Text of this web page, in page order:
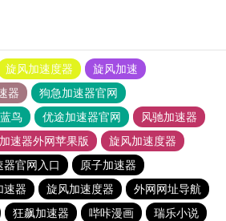
旋风加速度器
旋风加速
器
狗急加速器官网
鸟 优途加速器官网
风驰加速器
速器外网苹果版
旋风加速度器
器官网入口
原子加速器
速器 旋风加速度器
外网网址导航
狂飙加速器 哔咔漫画
瑞乐小说